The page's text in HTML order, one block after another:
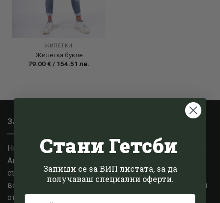
ЖИЛЕТКИ
Жилетка букле
79.00 € / 154.51 лв.
ЗА НАС
Ние сме малък семеен бизнес, базиран в Котсуолдс,
Англия. След години опит в модната сфера,
съсредоточихме знанията си в епохата на 1920-те и
всичко, с което тя промени световната мода. Работим
от години с едни от най високо оценените английски
Стани Гетсби
Запиши се за ВИП листата, за да
получаваш специални оферти.